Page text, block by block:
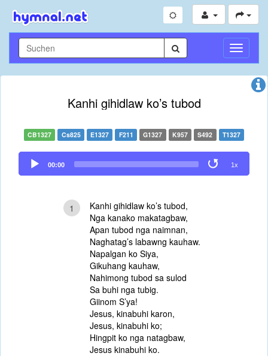
Kanhi gihidlaw ko’s tubod
CB1327 Cs825 E1327 F211 G1327 K957 S492 T1327
Audio
Player
00:00 1x
1
Kanhi gihidlaw ko’s tubod,
Nga kanako makatagbaw,
Apan tubod nga naimnan,
Naghatag’s labawng kauhaw.
Napalgan ko Siya,
Gikuhang kauhaw,
Nahimong tubod sa sulod
Sa buhi nga tubig.
Giinom S’ya!
Jesus, kinabuhi karon,
Jesus, kinabuhi ko;
Hingpit ko nga natagbaw,
Jesus kinabuhi ko.